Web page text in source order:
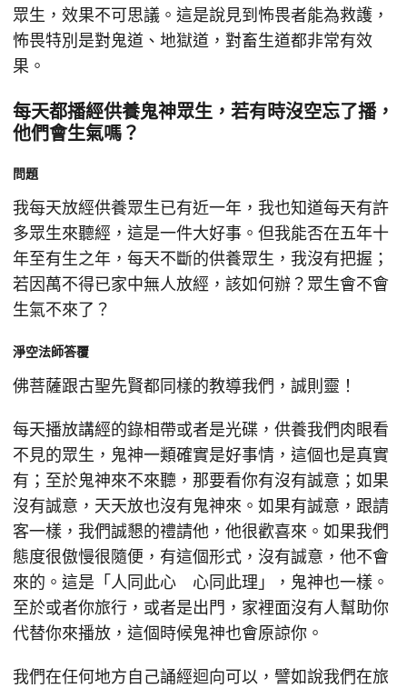
眾生，效果不可思議。這是說見到怖畏者能為救護，
怖畏特別是對鬼道、地獄道，對畜生道都非常有效
果。
每天都播經供養鬼神眾生，若有時沒空忘了播，
他們會生氣嗎？
問題
我每天放經供養眾生已有近一年，我也知道每天有許
多眾生來聽經，這是一件大好事。但我能否在五年十
年至有生之年，每天不斷的供養眾生，我沒有把握；
若因萬不得已家中無人放經，該如何辦？眾生會不會
生氣不來了？
淨空法師答覆
佛菩薩跟古聖先賢都同樣的教導我們，誠則靈！
每天播放講經的錄相帶或者是光碟，供養我們肉眼看
不見的眾生，鬼神一類確實是好事情，這個也是真實
有；至於鬼神來不來聽，那要看你有沒有誠意；如果
沒有誠意，天天放也沒有鬼神來。如果有誠意，跟請
客一樣，我們誠懇的禮請他，他很歡喜來。如果我們
態度很傲慢很隨便，有這個形式，沒有誠意，他不會
來的。這是「人同此心 心同此理」，鬼神也一樣。
至於或者你旅行，或者是出門，家裡面沒有人幫助你
代替你來播放，這個時候鬼神也會原諒你。
我們在任何地方自己誦經迴向可以，譬如說我們在旅